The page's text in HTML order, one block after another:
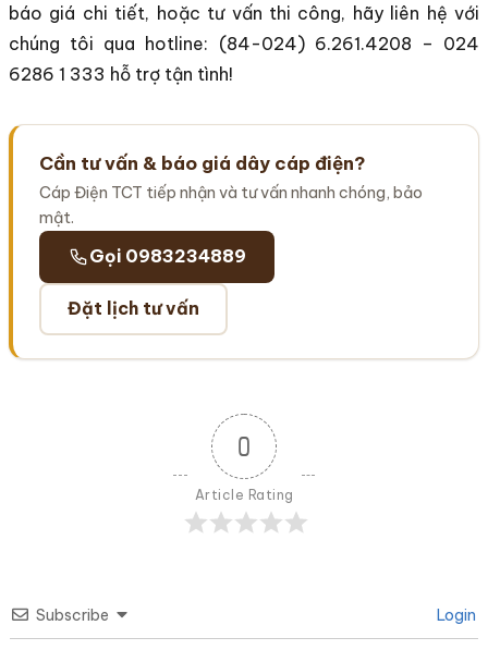
báo giá chi tiết, hoặc tư vấn thi công, hãy liên hệ với
chúng tôi qua hotline: (84-024) 6.261.4208 – 024
6286 1 333 hỗ trợ tận tình!
Cần tư vấn & báo giá dây cáp điện?
Cáp Điện TCT tiếp nhận và tư vấn nhanh chóng, bảo
mật.
Gọi 0983234889
Đặt lịch tư vấn
0
Article Rating
Subscribe Login